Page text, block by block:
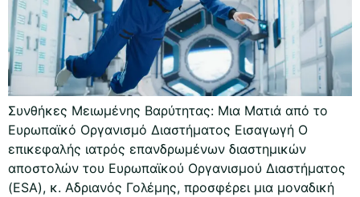
Συνθήκες Μειωμένης Βαρύτητας: Μια Ματιά από το
Ευρωπαϊκό Οργανισμό Διαστήματος Εισαγωγή Ο
επικεφαλής ιατρός επανδρωμένων διαστημικών
αποστολών του Ευρωπαϊκού Οργανισμού Διαστήματος
(ESA), κ. Αδριανός Γολέμης, προσφέρει μια μοναδική